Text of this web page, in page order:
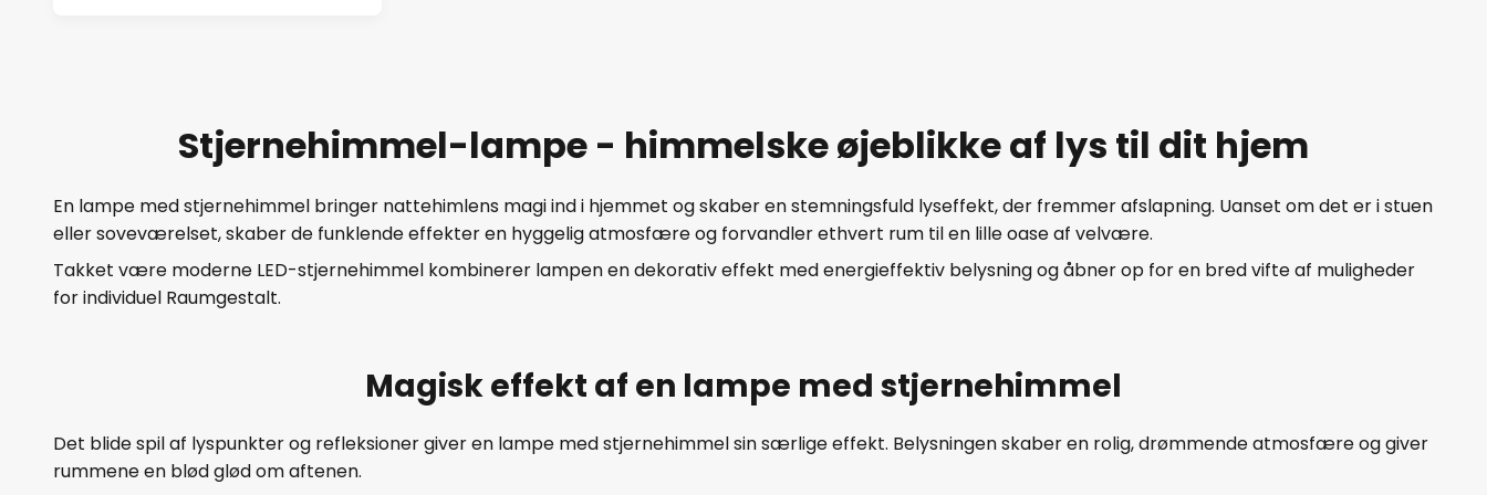
Stjernehimmel-lampe - himmelske øjeblikke af lys til dit hjem
En lampe med stjernehimmel bringer nattehimlens magi ind i hjemmet og skaber en stemningsfuld lyseffekt, der fremmer afslapning. Uanset om det er i stuen
eller soveværelset, skaber de funklende effekter en hyggelig atmosfære og forvandler ethvert rum til en lille oase af velvære.
Takket være moderne LED-stjernehimmel kombinerer lampen en dekorativ effekt med energieffektiv belysning og åbner op for en bred vifte af muligheder
for individuel Raumgestalt.
Magisk effekt af en lampe med stjernehimmel
Det blide spil af lyspunkter og refleksioner giver en lampe med stjernehimmel sin særlige effekt. Belysningen skaber en rolig, drømmende atmosfære og giver
rummene en blød glød om aftenen.